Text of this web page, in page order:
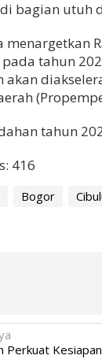
bagian utuh
menargetkan
tahun
akan
tahun
416
Bogor
Perkuat